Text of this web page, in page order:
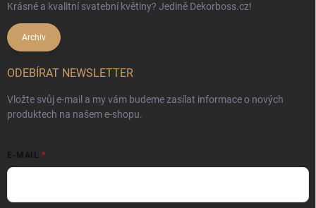
Krásné a kvalitní svatební květiny? Jedině Dekorboss.cz!
Archiv
ODEBÍRAT NEWSLETTER
Vložte svůj e-mail a my vám budeme zasílat informace o nových
produktech na našem e-shopu.
E-MAIL